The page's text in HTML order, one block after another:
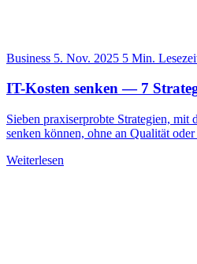
Business 5. Nov. 2025 5 Min.
IT-Kosten senken — 7
Sieben praxiserprobte Strategien,
senken können, ohne an Qualität
Weiterlesen